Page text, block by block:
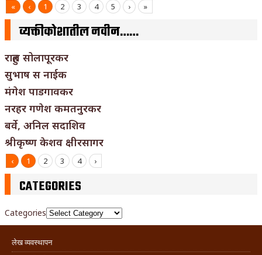
« ‹ 1 2 3 4 5 › »
व्यक्तीकोशातील नवीन……
राहुल सोलापूरकर
सुभाष स नाईक
मंगेश पाडगावकर
नरहर गणेश कमतनुरकर
बर्वे, अनिल सदाशिव
श्रीकृष्ण केशव क्षीरसागर
‹ 1 2 3 4 ›
CATEGORIES
Categories
लेख व्यवस्थापन